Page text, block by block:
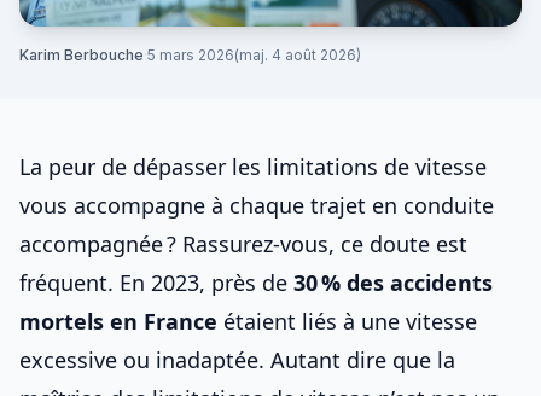
Karim Berbouche·5 mars 2026(maj. 4 août 2026)
La peur de dépasser les limitations de vitesse
vous accompagne à chaque trajet en conduite
accompagnée ? Rassurez-vous, ce doute est
fréquent. En 2023, près de 30 % des accidents
mortels en France étaient liés à une vitesse
excessive ou inadaptée. Autant dire que la